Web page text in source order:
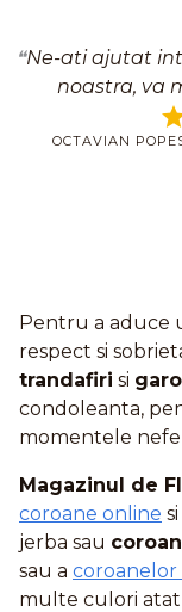
Ne-ati ajutat
noastra, va
OCTAVIAN
Pentru a aduce
respect si
trandafiri si
condoleanta,
momentele
Magazinul de
coroane online
jerba sau
sau a
multe culori atat